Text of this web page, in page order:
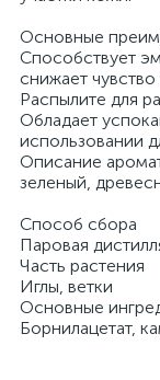
Основные
Способствует
снижает чувство
Распылите для
Обладает
использовании
Описание
зеленый,
Способ сбора
Паровая
Часть растения
Иглы, ветки
Основные
Борнилацетат,